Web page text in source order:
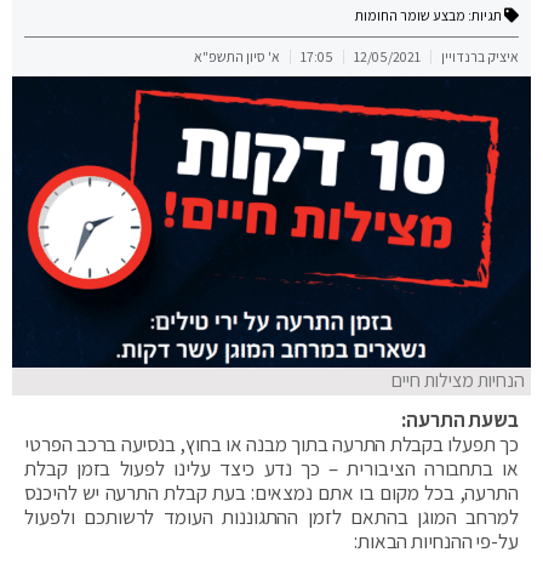
תגיות: מבצע שומר החומות
איציק ברנדויין 12/05/2021
17:05 א' סיון התשפ"א
הנחיות מצילות חיים
בשעת התרעה:
כך תפעלו בקבלת התרעה בתוך מבנה או בחוץ, בנסיעה ברכב הפרטי
או בתחבורה הציבורית – כך נדע כיצד עלינו לפעול בזמן קבלת
התרעה, בכל מקום בו אתם נמצאים: בעת קבלת התרעה יש להיכנס
למרחב המוגן בהתאם לזמן ההתגוננות העומד לרשותכם ולפעול
על-פי ההנחיות הבאות: